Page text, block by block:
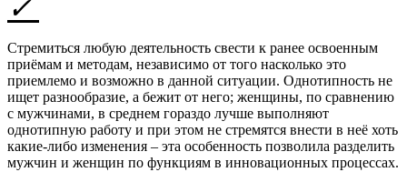
Стремиться любую деятельность свести к ранее освоенным
приёмам и методам, независимо от того насколько это
приемлемо и возможно в данной ситуации. Однотипность не
ищет разнообразие, а бежит от него; женщины, по сравнению
с мужчинами, в среднем гораздо лучше выполняют
однотипную работу и при этом не стремятся внести в неё хоть
какие-либо изменения – эта особенность позволила разделить
мужчин и женщин по функциям в инновационных процессах.